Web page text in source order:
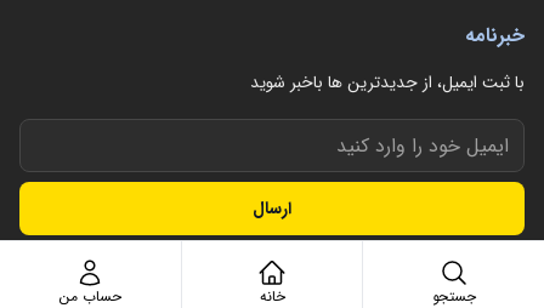
خبرنامه
با ثبت ایمیل، از جدید‌ترین ها با‌خبر شوید
ارسال
جستجو خانه حساب من